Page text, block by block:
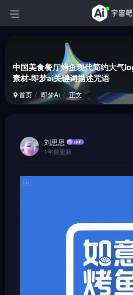
中国美食餐厅烤鱼现代简约大气
素材-即梦ai关键词描述咒语
首页 即梦Ai 正文
刘思思
1年前更新